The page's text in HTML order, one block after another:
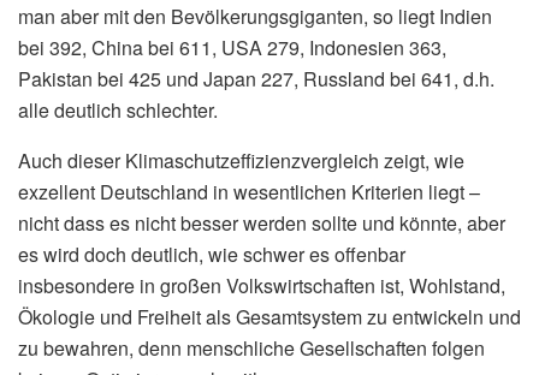
man aber mit den Bevölkerungsgiganten, so liegt Indien
bei 392, China bei 611, USA 279, Indonesien 363,
Pakistan bei 425 und Japan 227, Russland bei 641, d.h.
alle deutlich schlechter.
Auch dieser Klimaschutzeffizienzvergleich zeigt, wie
exzellent Deutschland in wesentlichen Kriterien liegt –
nicht dass es nicht besser werden sollte und könnte, aber
es wird doch deutlich, wie schwer es offenbar
insbesondere in großen Volkswirtschaften ist, Wohlstand,
Ökologie und Freiheit als Gesamtsystem zu entwickeln und
zu bewahren, denn menschliche Gesellschaften folgen